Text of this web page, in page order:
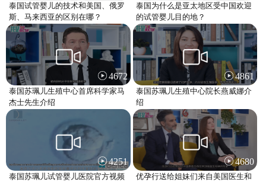
泰国试管婴儿的技术和美国、俄罗
斯、马来西亚的区别在哪？
泰国为什么是亚太地区受中国欢迎
的试管婴儿目的地？
4672
泰国苏珮儿生殖中心首席科学家马
杰士先生介绍
4861
泰国苏珮儿生殖中心院长燕威娜介
绍
4251
泰国苏珮儿试管婴儿医院官方视频
4680
优孕行送给姐妹们来自美国医生和